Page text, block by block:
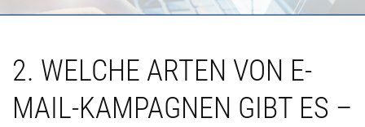
2. WELCHE ARTEN VON E-
MAIL-KAMPAGNEN GIBT ES –